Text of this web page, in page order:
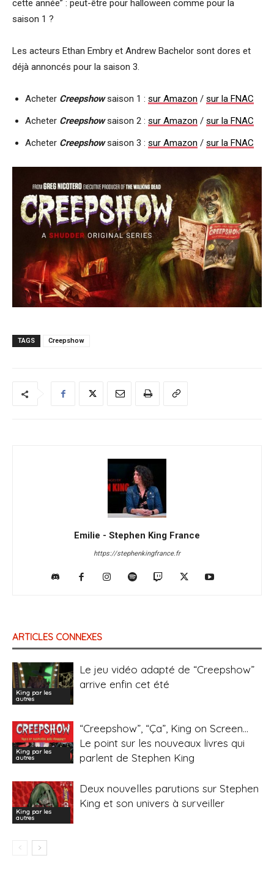
cette année” : peut-être pour halloween comme pour la
saison 1 ?
Les acteurs Ethan Embry et Andrew Bachelor sont dores et
déjà annoncés pour la saison 3.
Acheter Creepshowsaison 1 : sur Amazon / sur la FNAC
Acheter Creepshowsaison 2 : sur Amazon / sur la FNAC
Acheter Creepshowsaison 3 : sur Amazon / sur la FNAC
TAGS Creepshow
Emilie - Stephen King France
https://stephenkingfrance.fr
ARTICLES CONNEXES
King par les
autres
Le jeu vidéo adapté de “Creepshow”
arrive enfin cet été
King par les
autres
“Creepshow”, “Ça”, King on Screen…
Le point sur les nouveaux livres qui
parlent de Stephen King
King par les
autres
Deux nouvelles parutions sur Stephen
King et son univers à surveiller